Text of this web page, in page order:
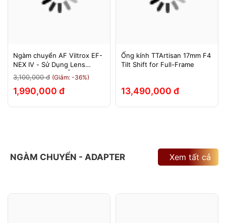
Ngàm chuyển AF Viltrox EF-
NEX IV - Sử Dụng Lens
Canon Trên Máy Ảnh Sony
E-Mount - Bảo Hành 12
Tháng.
3,100,000 đ (Giảm: -36%)
1,990,000 đ
Ống kính TTArtisan 17mm F4
Tilt Shift for Full-Frame
13,490,000 đ
NGÀM CHUYỂN - ADAPTER Xem tất cả